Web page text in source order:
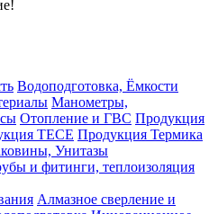
Водоподготовка, Ёмкости
Манометры,
Отопление и ГВС Продукция
TECE Продукция Термика
Унитазы
и фитинги, теплоизоляция
Алмазное сверление и